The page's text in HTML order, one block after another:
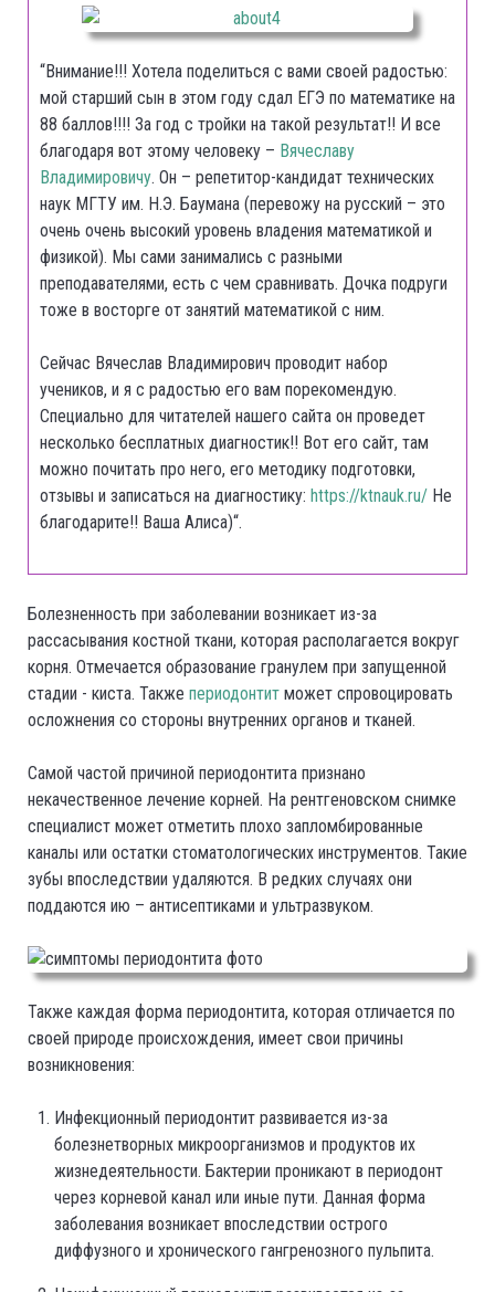
“Внимание!!! Хотела поделиться с вами своей радостью:
мой старший сын в этом году сдал ЕГЭ по математике на
88 баллов!!!! За год с тройки на такой результат!! И все
благодаря вот этому человеку – Вячеславу
Владимировичу. Он – репетитор-кандидат технических
наук МГТУ им. Н.Э. Баумана (перевожу на русский – это
очень очень высокий уровень владения математикой и
физикой). Мы сами занимались с разными
преподавателями, есть с чем сравнивать. Дочка подруги
тоже в восторге от занятий математикой с ним.
Сейчас Вячеслав Владимирович проводит набор
учеников, и я с радостью его вам порекомендую.
Специально для читателей нашего сайта он проведет
несколько бесплатных диагностик!! Вот его сайт, там
можно почитать про него, его методику подготовки,
отзывы и записаться на диагностику: https://ktnauk.ru/ Не
благодарите!! Ваша Алиса)“.
Болезненность при заболевании возникает из-за
рассасывания костной ткани, которая располагается вокруг
корня. Отмечается образование гранулем при запущенной
стадии - киста. Также периодонтит может спровоцировать
осложнения со стороны внутренних органов и тканей.
Самой частой причиной периодонтита признано
некачественное лечение корней. На рентгеновском снимке
специалист может отметить плохо запломбированные
каналы или остатки стоматологических инструментов. Такие
зубы впоследствии удаляются. В редких случаях они
поддаются ию – антисептиками и ультразвуком.
Также каждая форма периодонтита, которая отличается по
своей природе происхождения, имеет свои причины
возникновения:
Инфекционный периодонтит развивается из-за
болезнетворных микроорганизмов и продуктов их
жизнедеятельности. Бактерии проникают в периодонт
через корневой канал или иные пути. Данная форма
заболевания возникает впоследствии острого
диффузного и хронического гангренозного пульпита.